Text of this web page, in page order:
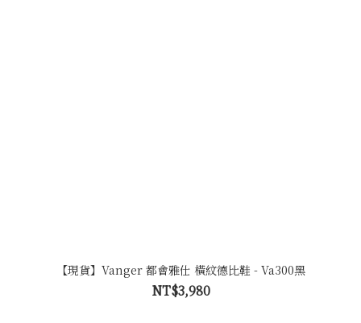
【現貨】Vanger 都會雅仕 橫紋德比鞋 - Va300黑
NT$3,980